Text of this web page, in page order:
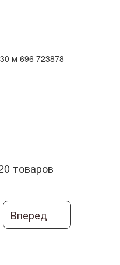
м 696 723878
товаров
Вперед